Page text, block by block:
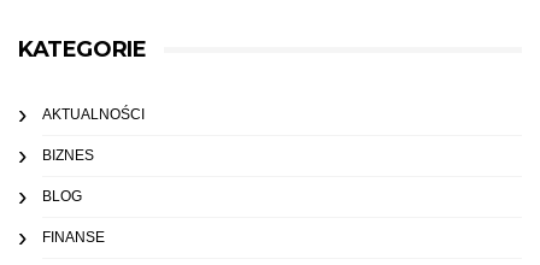
KATEGORIE
AKTUALNOŚCI
BIZNES
BLOG
FINANSE